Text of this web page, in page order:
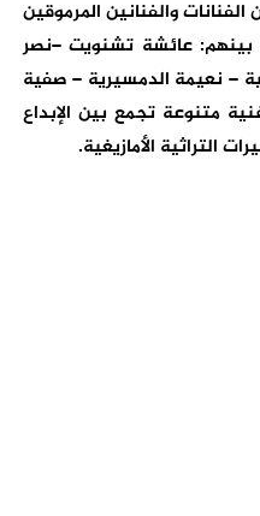
والفنانين المرموقين
بينهم: عائشة تشنويت –نصر
– نعيمة الدمسيرية – صفية
متنوعة تجمع بين الإبداع
التراثية الأمازيغية.